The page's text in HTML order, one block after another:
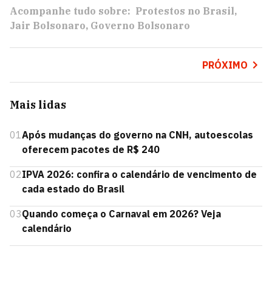
Acompanhe tudo sobre: Protestos no Brasil
Jair Bolsonaro Governo Bolsonaro
PRÓXIMO
Mais lidas
01Após mudanças do governo na CNH, autoescolas
oferecem pacotes de R$ 240
02IPVA 2026: confira o calendário de vencimento de
cada estado do Brasil
03Quando começa o Carnaval em 2026? Veja
calendário